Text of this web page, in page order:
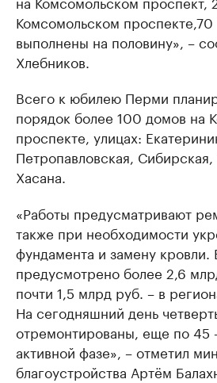
Комсомольском
выполнены на половину», –
Хлебников.
Всего к юбилею Перми
порядок более 100 домов на
проспекте, улицах:
Петропавловская,
Хасана.
«Работы предусматривают
также при необходимости
фундамента и замену кровли.
предусмотрено более 2,6
почти 1,5 млрд руб. – в
На сегодняшний день
отремонтированы, еще по 45
активной фазе», – отметил
благоустройства Артём